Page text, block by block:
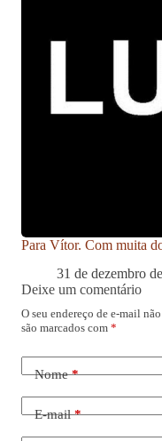
Para Vítor. Com muita
31 de dezembro
Deixe um comentário
O seu endereço de e-mail
são marcados com *
Nome*
E-mail*